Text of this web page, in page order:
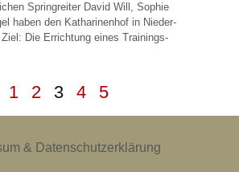
Springreiter David Will, Sophie
haben den Katharinenhof in Nieder-
Die Errichtung eines Trainings-
1 2 3 4 5
& Datenschutzerklärung